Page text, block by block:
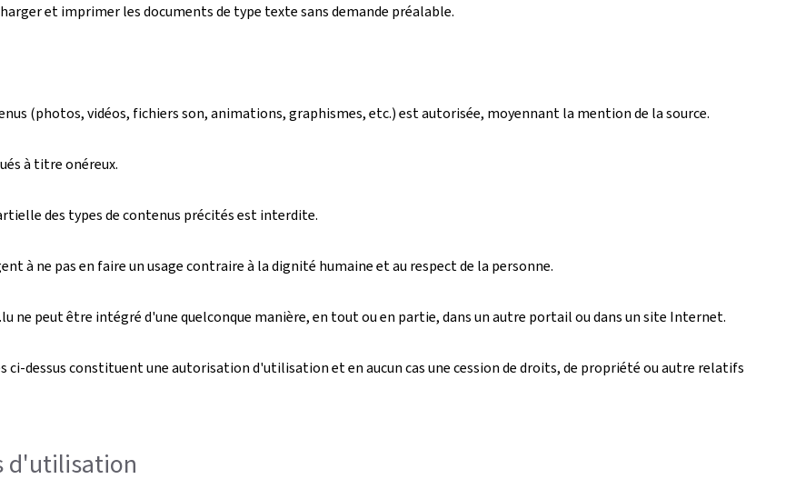
et imprimer les documents de type texte sans demande préalable.
(photos, vidéos, fichiers son, animations, graphismes, etc.) est autorisée, moyennant la mention de la source.
à titre onéreux.
des types de contenus précités est interdite.
à ne pas en faire un usage contraire à la dignité humaine et au respect de la personne.
ne peut être intégré d'une quelconque manière, en tout ou en partie, dans un autre portail ou dans un site Internet.
dessus constituent une autorisation d'utilisation et en aucun cas une cession de droits, de propriété ou autre relatifs
d'utilisation